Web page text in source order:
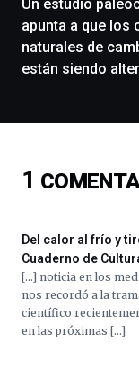
exposiciones,
conferencias,
docufórums
y
ciencia
de
4
de
octubre.
iniciativa,
organizada
Un estudio
apunta a que los
naturales de
están siendo
1
Del calor al frío y
Cuaderno de
[…] noticia en los
nos recordó a la
científico
en las próximas […]